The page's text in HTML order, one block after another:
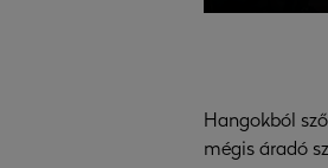
Hangokból
mégis áradó